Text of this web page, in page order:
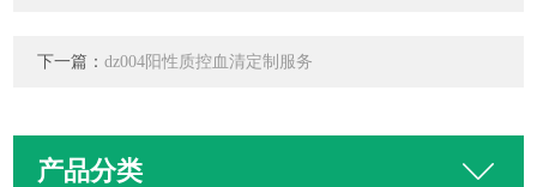
下一篇：dz004阳性质控血清定制服务
产品分类